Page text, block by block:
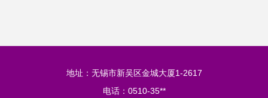
地址：无锡市新吴区金城大厦1-2617
电话：0510-35**